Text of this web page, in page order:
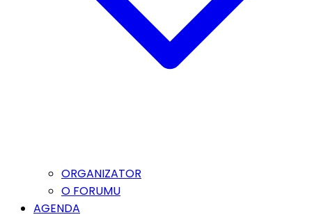
ORGANIZATOR
O FORUMU
AGENDA